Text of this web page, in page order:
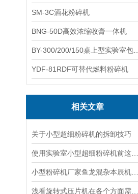
SM-3C酒花粉碎机
BNG-50D高效浓缩收膏一体机
YDF-81RDF可替代燃料粉碎机
相关文章
关于小型超细粉碎机的拆卸技巧